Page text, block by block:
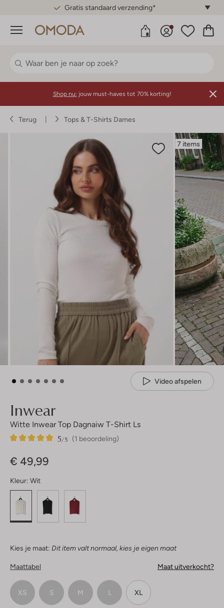
Gratis standaard verzending*
Menu
Shop nu: jouw must-haves tot 70% korting!
Terug Tops & T-Shirts Dames
7 items
Video afspelen
Inwear
Witte Inwear Top Dagnaiw T-Shirt Ls
(1 beoordeling)
5/5
1
5
€ 49,99
Kleur: Wit
Kies je maat: Dit item valt normaal, kies je eigen maat
Maattabel Maat uitverkocht?
XS S M L XL